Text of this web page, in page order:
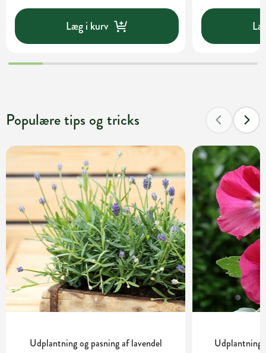
Læg i kurv
Populære tips og tricks
Udplantning og pasning af lavendel Udplantning